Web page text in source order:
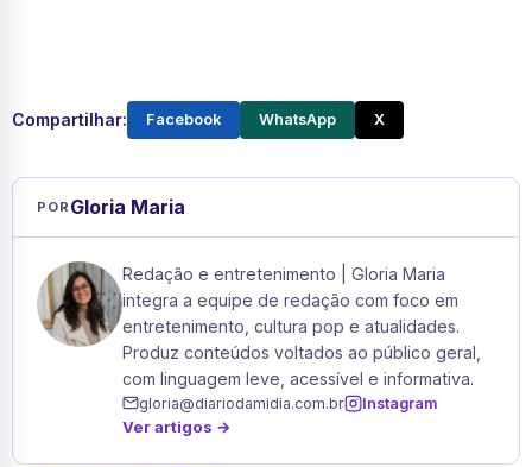
Compartilhar: Facebook WhatsApp X
POR Gloria Maria
Redação e entretenimento | Gloria Maria
integra a equipe de redação com foco em
entretenimento, cultura pop e atualidades.
Produz conteúdos voltados ao público geral,
com linguagem leve, acessível e informativa.
gloria@diariodamidia.com.br Instagram
Ver artigos →